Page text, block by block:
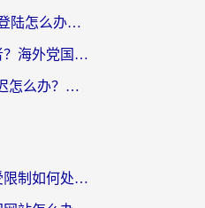
300大作战国外无法登陆怎么办？海外玩家亲测有效的解决指南
法国怎么玩我的勇者？海外党国服游戏不卡攻略，附3款热门游戏加速实测
国外玩BanG网络延迟怎么办？海外玩家亲测有效的国服游戏加速指南
海外党必看：视频受限制如何处理？3步解决国内剧番“看不了”难题